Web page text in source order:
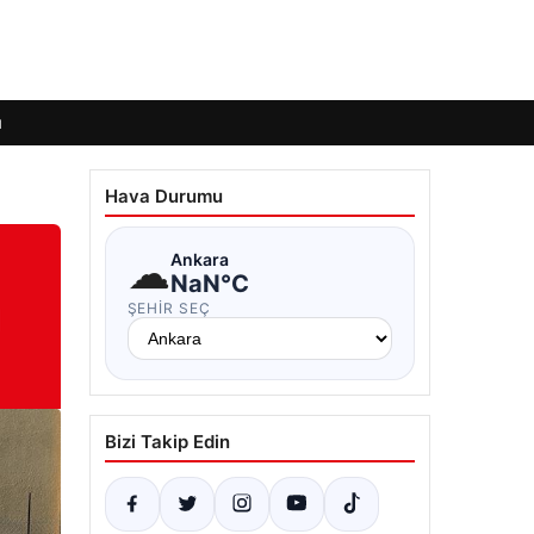
Hava Durumu
☁Ankara
NaN°C
ŞEHIR SEÇ
Bizi Takip Edin